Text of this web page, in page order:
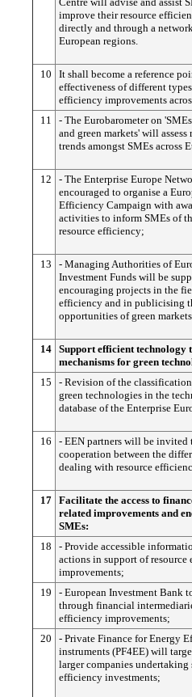
improve their resource
directly and through a
European regions.
10
It shall become a reference
effectiveness of different
efficiency improvements
11
- The Eurobarometer on
and green markets' will
trends amongst SMEs across
12
- The Enterprise Europe
encouraged to organise a
Efficiency Campaign with
activities to inform SMEs of
resource efficiency;
13
- Managing Authorities of
Investment Funds will be
encouraging projects in the
efficiency and in publicising
opportunities of green
14 Support efficient technology
mechanisms for green
15
- Revision of the
green technologies in the
database of the Enterprise
16
- EEN partners will be invited
cooperation between the
dealing with resource
17 Facilitate the access to
related improvements and
SMEs:
18
- Provide accessible
actions in support of resource
improvements;
19
- European Investment Bank
through financial
efficiency improvements;
20
- Private Finance for Energy
instruments (PF4EE) will
larger companies undertaking
efficiency investments;